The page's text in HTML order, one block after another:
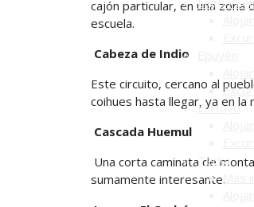
El Hoyo
Tecka
cajón particular, en una
escuela.
Cabeza de Indio
Este circuito, cercano al
coihues hasta llegar, ya en la
Cascada Huemul
Una corta caminata de
sumamente interesante.